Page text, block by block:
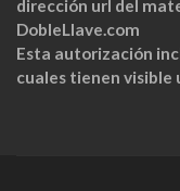
dirección url del
DobleLlave.com
Esta autorización
cuales tienen visible